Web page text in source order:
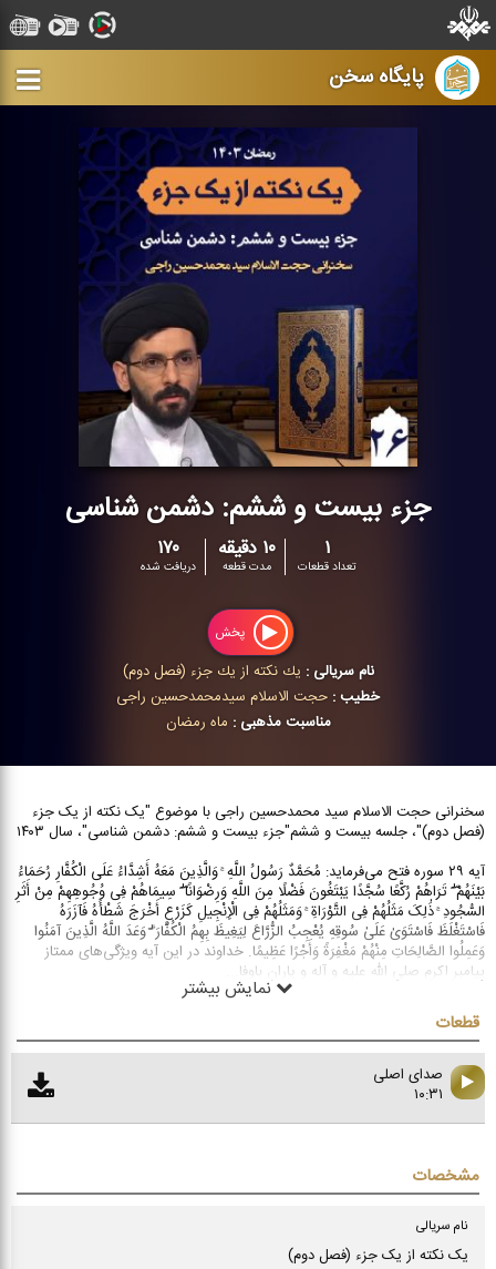
پایگاه سخن
جزء بیست و ششم: دشمن شناسی
۱
تعداد قطعات
۱۰ دقیقه
مدت قطعه
۱۷۰
دریافت شده
پخش
نام سریالی : یك نكته از یك جزء (فصل دوم)
خطیب : حجت الاسلام سیدمحمدحسین راجی
مناسبت مذهبی : ماه رمضان
سخنرانی حجت الاسلام سید محمدحسین راجی با موضوع "یک نکته از یک جزء
(فصل دوم)"، جلسه بیست و ششم"جزء بیست و ششم: دشمن شناسی"، سال ۱۴۰۳
آیه ۲۹ سوره فتح می‌فرماید: مُحَمَّدٌ رَسُولُ اللَّهِ ۚ وَالَّذِینَ مَعَهُ أَشِدَّاءُ عَلَى الْکُفَّارِ رُحَمَاءُ
بَیْنَهُمْ ۖ تَرَاهُمْ رُکَّعًا سُجَّدًا یَبْتَغُونَ فَضْلًا مِنَ اللَّهِ وَرِضْوَانًا ۖ سِیمَاهُمْ فِی وُجُوهِهِمْ مِنْ أَثَرِ
السُّجُودِ ۚ ذَٰلِکَ مَثَلُهُمْ فِی التَّوْرَاةِ ۚ وَمَثَلُهُمْ فِی الْإِنْجِیلِ کَزَرْعٍ أَخْرَجَ شَطْأَهُ فَآزَرَهُ
فَاسْتَغْلَظَ فَاسْتَوَىٰ عَلَىٰ سُوقِهِ یُعْجِبُ الزُّرَّاعَ لِیَغِیظَ بِهِمُ الْکُفَّارَ ۗ وَعَدَ اللَّهُ الَّذِینَ آمَنُوا
وَعَمِلُوا الصَّالِحَاتِ مِنْهُمْ مَغْفِرَةً وَأَجْرًا عَظِیمًا. خداوند در این آیه ویژگی‌های ممتاز
پیامبر اکرم صلی الله علیه و آله و یاران باوفا
نمایش بیشتر
قطعات
صدای اصلی
۱۰:۳۱
مشخصات
نام سریالی
یک نکته از یک جزء (فصل دوم)